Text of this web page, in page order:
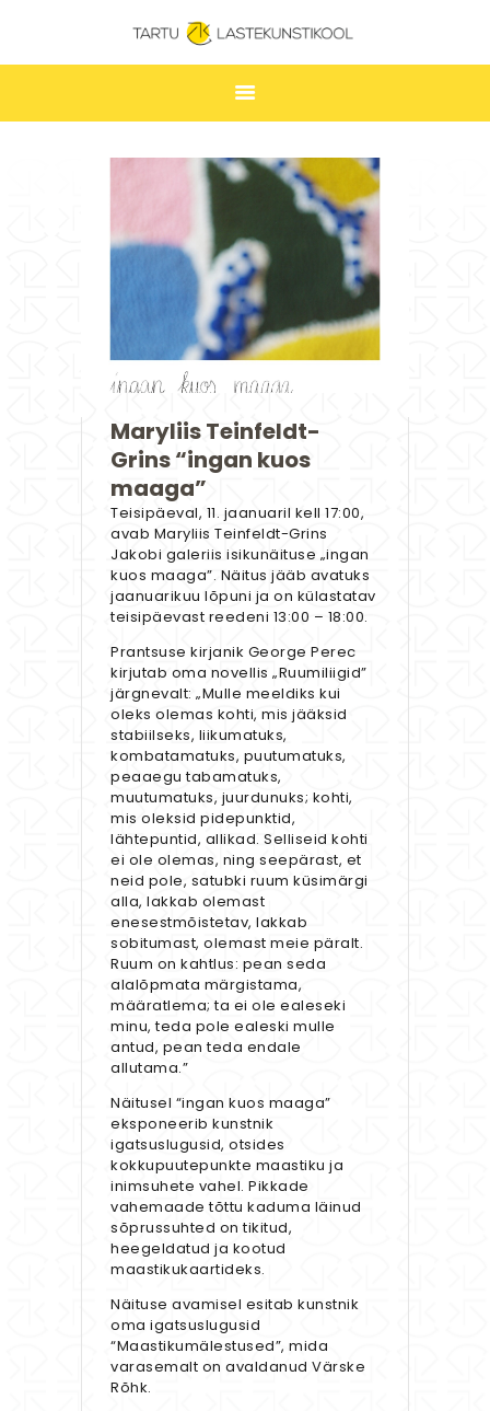
TARTU LASTEKUNSTIKOOL
ESILEHT
ÕPPIMINE
TUNNIPLAAN
LASTEKUNSTIKOOL
JAKOBI GALERII
KONTAKT
STUUDIUM
Maryliis Teinfeldt-
Grins “ingan kuos
maaga”
Teisipäeval, 11. jaanuaril kell 17:00,
avab Maryliis Teinfeldt-Grins
Jakobi galeriis isikunäituse „ingan
kuos maaga”. Näitus jääb avatuks
jaanuarikuu lõpuni ja on külastatav
teisipäevast reedeni 13:00 – 18:00.
Prantsuse kirjanik George Perec
kirjutab oma novellis „Ruumiliigid”
järgnevalt: „Mulle meeldiks kui
oleks olemas kohti, mis jääksid
stabiilseks, liikumatuks,
kombatamatuks, puutumatuks,
peaaegu tabamatuks,
muutumatuks, juurdunuks; kohti,
mis oleksid pidepunktid,
lähtepuntid, allikad. Selliseid kohti
ei ole olemas, ning seepärast, et
neid pole, satubki ruum küsimärgi
alla, lakkab olemast
enesestmõistetav, lakkab
sobitumast, olemast meie päralt.
Ruum on kahtlus: pean seda
alalõpmata märgistama,
määratlema; ta ei ole ealeseki
minu, teda pole ealeski mulle
antud, pean teda endale
allutama.”
Näitusel “ingan kuos maaga”
eksponeerib kunstnik
igatsuslugusid, otsides
kokkupuutepunkte maastiku ja
inimsuhete vahel. Pikkade
vahemaade tõttu kaduma läinud
sõprussuhted on tikitud,
heegeldatud ja kootud
maastikukaartideks.
Näituse avamisel esitab kunstnik
oma igatsuslugusid
“Maastikumälestused”, mida
varasemalt on avaldanud Värske
Rõhk.